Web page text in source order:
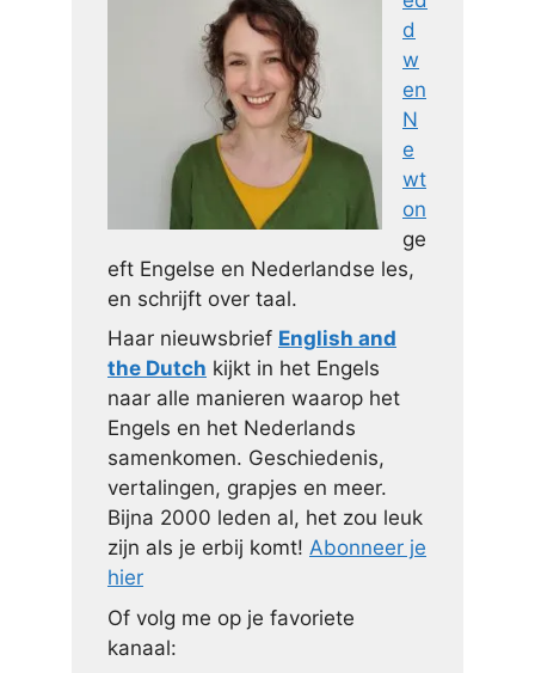
d
w
en
N
e
wt
on
ge
eft Engelse en Nederlandse les,
en schrijft over taal.
Haar nieuwsbrief English and
the Dutch kijkt in het Engels
naar alle manieren waarop het
Engels en het Nederlands
samenkomen. Geschiedenis,
vertalingen, grapjes en meer.
Bijna 2000 leden al, het zou leuk
zijn als je erbij komt! Abonneer je
hier
Of volg me op je favoriete
kanaal: